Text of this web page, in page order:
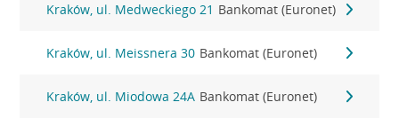
Kraków, ul. Medweckiego 21 Bankomat (Euronet)
Kraków, ul. Meissnera 30 Bankomat (Euronet)
Kraków, ul. Miodowa 24A Bankomat (Euronet)